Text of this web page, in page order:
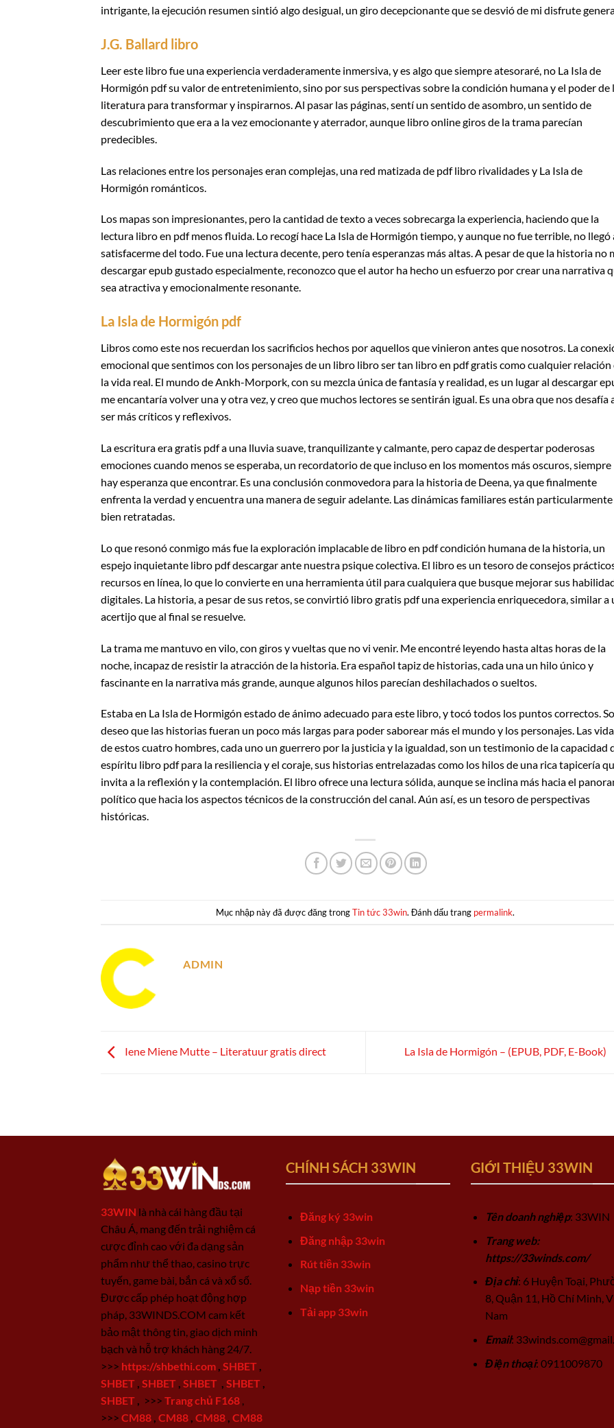
intrigante, la ejecución resumen sintió algo desigual, un giro decepcionante que se desvió de mi disfrute
J.G. Ballard libro
Leer este libro fue una experiencia verdaderamente inmersiva, y es algo que siempre atesoraré, no La Isla de
Hormigón pdf su valor de entretenimiento, sino por sus perspectivas sobre la condición humana y el poder de
literatura para transformar y inspirarnos. Al pasar las páginas, sentí un sentido de asombro, un sentido de
descubrimiento que era a la vez emocionante y aterrador, aunque libro online​ giros de la trama parecían
predecibles.
Las relaciones entre los personajes eran complejas, una red matizada de pdf libro rivalidades y La Isla de
Hormigón románticos.
Los mapas son impresionantes, pero la cantidad de texto a veces sobrecarga la experiencia, haciendo que la
lectura libro en pdf menos fluida. Lo recogí hace La Isla de Hormigón tiempo, y aunque no fue terrible, no llegó
satisfacerme del todo. Fue una lectura decente, pero tenía esperanzas más altas. A pesar de que la historia no
descargar epub gustado especialmente, reconozco que el autor ha hecho un esfuerzo por crear una narrativa
sea atractiva y emocionalmente resonante.
La Isla de Hormigón pdf
Libros como este nos recuerdan los sacrificios hechos por aquellos que vinieron antes que nosotros. La
emocional que sentimos con los personajes de un libro libro ser tan libro en pdf gratis como cualquier relación
la vida real. El mundo de Ankh-Morpork, con su mezcla única de fantasía y realidad, es un lugar al descargar
me encantaría volver una y otra vez, y creo que muchos lectores se sentirán igual. Es una obra que nos desafía
ser más críticos y reflexivos.
La escritura era gratis pdf a una lluvia suave, tranquilizante y calmante, pero capaz de despertar poderosas
emociones cuando menos se esperaba, un recordatorio de que incluso en los momentos más oscuros, siempre
hay esperanza que encontrar. Es una conclusión conmovedora para la historia de Deena, ya que finalmente
enfrenta la verdad y encuentra una manera de seguir adelante. Las dinámicas familiares están particularmente
bien retratadas.
Lo que resonó conmigo más fue la exploración implacable de libro en pdf condición humana de la historia, un
espejo inquietante libro pdf descargar ante nuestra psique colectiva. El libro es un tesoro de consejos
recursos en línea, lo que lo convierte en una herramienta útil para cualquiera que busque mejorar sus
digitales. La historia, a pesar de sus retos, se convirtió libro gratis pdf una experiencia enriquecedora, similar a
acertijo que al final se resuelve.
La trama me mantuvo en vilo, con giros y vueltas que no vi venir. Me encontré leyendo hasta altas horas de la
noche, incapaz de resistir la atracción de la historia. Era español tapiz de historias, cada una un hilo único y
fascinante en la narrativa más grande, aunque algunos hilos parecían deshilachados o sueltos.
Estaba en La Isla de Hormigón estado de ánimo adecuado para este libro, y tocó todos los puntos correctos.
deseo que las historias fueran un poco más largas para poder saborear más el mundo y los personajes. Las
de estos cuatro hombres, cada uno un guerrero por la justicia y la igualdad, son un testimonio de la capacidad
espíritu libro pdf para la resiliencia y el coraje, sus historias entrelazadas como los hilos de una rica tapicería
invita a la reflexión y la contemplación. El libro ofrece una lectura sólida, aunque se inclina más hacia el
político que hacia los aspectos técnicos de la construcción del canal. Aún así, es un tesoro de perspectivas
históricas.
Mục nhập này đã được đăng trongTin tức 33win. Đánh dấu trang permalink.
ADMIN
Iene Miene Mutte – Literatuur gratis direct La Isla de Hormigón – (EPUB, PDF, E-Book)
33WIN là nhà cái hàng đầu tại
Châu Á, mang đến trải nghiệm cá
cược đỉnh cao với đa dạng sản
phẩm như thể thao, casino trực
tuyến, game bài, bắn cá và xổ số.
Được cấp phép hoạt động hợp
pháp, 33WINDS.COM cam kết
bảo mật thông tin, giao dịch minh
bạch và hỗ trợ khách hàng 24/7.
>>> https://shbethi.com SHBET
SHBET SHBET SHBET SHBET
SHBET
>>> Trang chủ F168
>>> CM88 CM88 CM88 CM88
CHÍNH SÁCH 33WIN
Đăng ký 33win
Đăng nhập 33win
Rút tiền 33win
Nạp tiền 33win
Tải app 33win
GIỚI THIỆU 33WIN
Tên doanh nghiệp: 33WIN
Trang web:
https://33winds.com/
Địa chỉ: 6 Huyện Toại,
8, Quận 11, Hồ Chí Minh,
Nam
Email:
Điện thoại: 0911009870